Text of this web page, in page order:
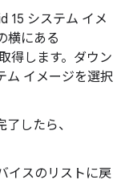
15 システム イメ
横にある
得します。ダウン
ム イメージを選択
したら、
イスのリストに戻